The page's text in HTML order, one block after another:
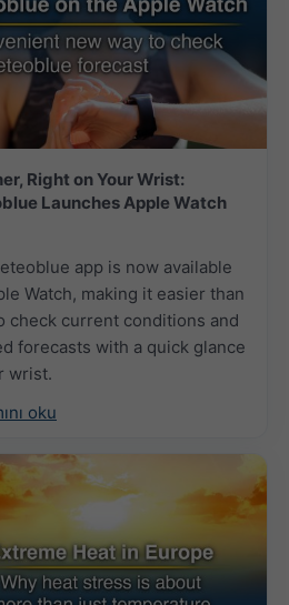
Right on Your Wrist:
Launches Apple Watch
app is now available
Watch, making it easier than
check current conditions and
forecasts with a quick glance
wrist.
oku